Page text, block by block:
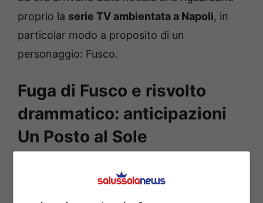
proprio la serie TV ambientata a Napoli, in
particolar modo a proposito di un
personaggio: Fusco.
Fuga di Fusco e risvolto
drammatico: anticipazioni
Un Posto al Sole
, come è noto, è stato protagonista del
tentativo di uccidereRossella